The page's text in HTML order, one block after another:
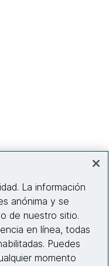
La información
anónima y se
de nuestro sitio.
en línea, todas
Puedes
momento